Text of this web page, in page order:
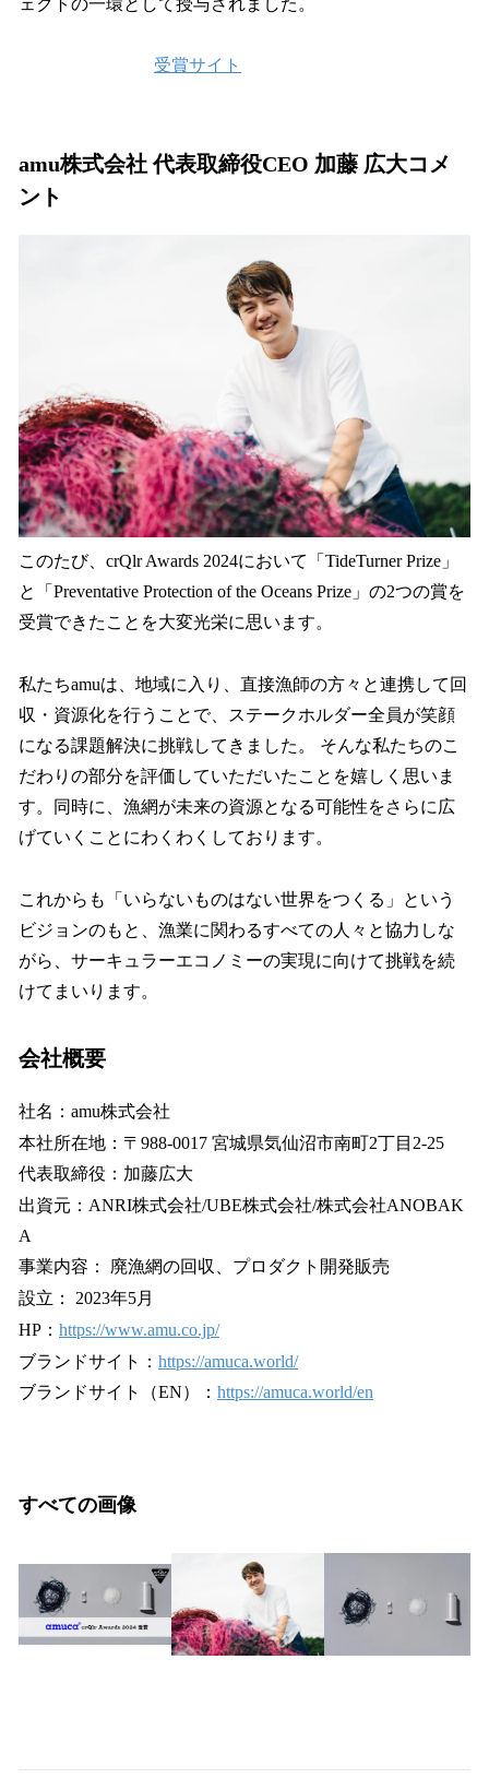
受賞サイト
amu株式会社 代表取締役CEO 加藤 広大コメ
ント
このたび、crQlr Awards 2024において「TideTurner Prize」
と「Preventative Protection of the Oceans Prize」の2つの賞を
受賞できたことを大変光栄に思います。
私たちamuは、地域に入り、直接漁師の方々と連携して回
収・資源化を行うことで、ステークホルダー全員が笑顔
になる課題解決に挑戦してきました。 そんな私たちのこ
だわりの部分を評価していただいたことを嬉しく思いま
す。同時に、漁網が未来の資源となる可能性をさらに広
げていくことにわくわくしております。
これからも「いらないものはない世界をつくる」という
ビジョンのもと、漁業に関わるすべての人々と協力しな
がら、サーキュラーエコノミーの実現に向けて挑戦を続
けてまいります。
会社概要
社名：amu株式会社
本社所在地：〒988-0017 宮城県気仙沼市南町2丁目2-25
代表取締役：加藤広大
出資元：ANRI株式会社/UBE株式会社/株式会社ANOBAK
A
事業内容： 廃漁網の回収、プロダクト開発販売
設立： 2023年5月
HP： https://www.amu.co.jp/
ブランドサイト： https://amuca.world/
ブランドサイト（EN）： https://amuca.world/en
すべての画像